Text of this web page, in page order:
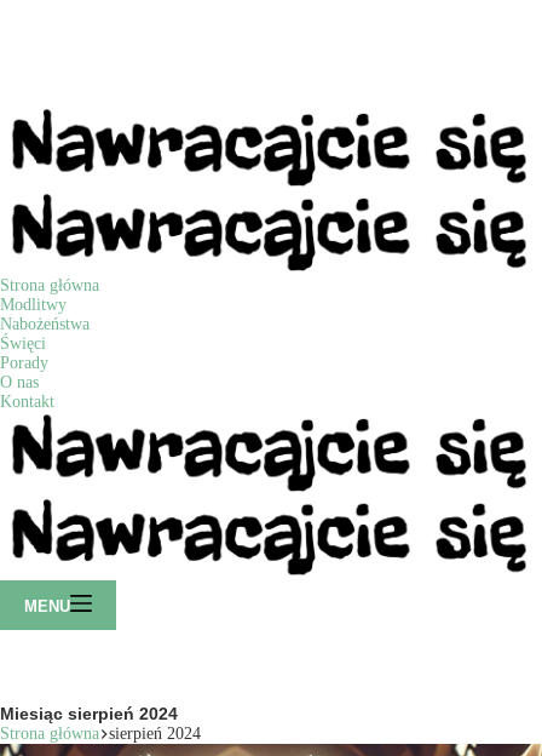
Strona główna
Modlitwy
Nabożeństwa
Święci
Porady
O nas
Kontakt
MENU
Miesiąc sierpień 2024
Strona główna sierpień 2024